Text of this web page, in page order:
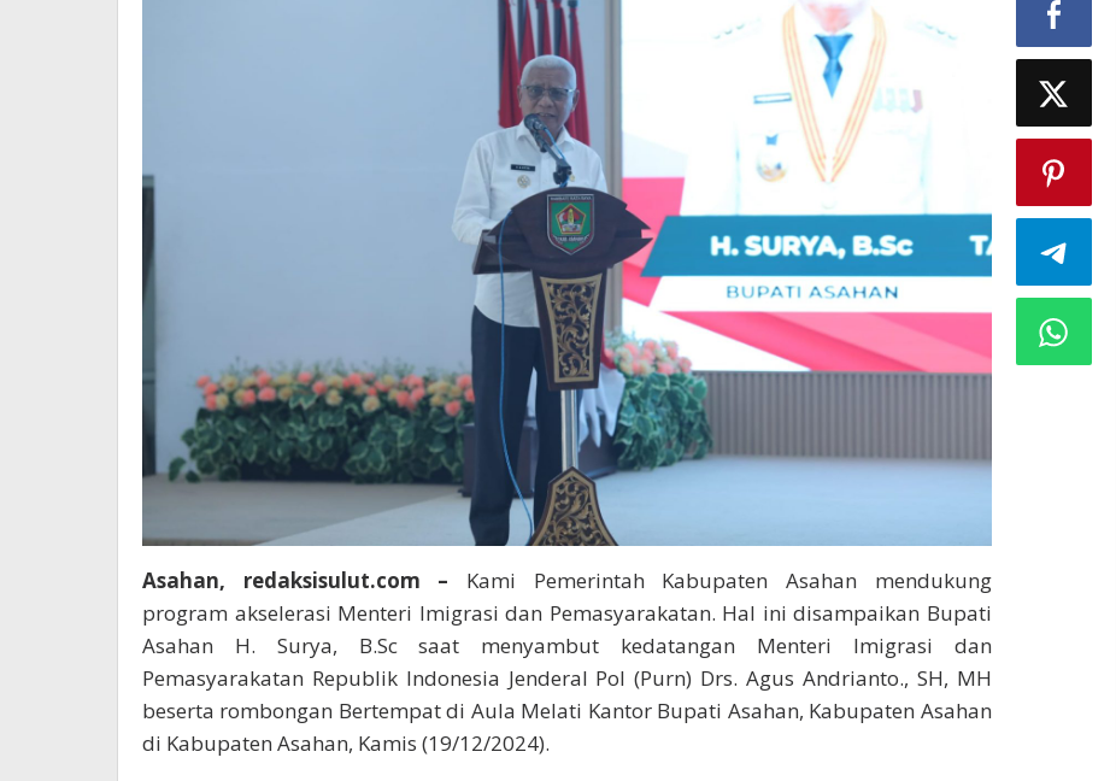
Asahan, redaksisulut.com – Kami Pemerintah Kabupaten Asahan mendukung
program akselerasi Menteri Imigrasi dan Pemasyarakatan. Hal ini disampaikan Bupati
Asahan H. Surya, B.Sc saat menyambut kedatangan Menteri Imigrasi dan
Pemasyarakatan Republik Indonesia Jenderal Pol (Purn) Drs. Agus Andrianto., SH, MH
beserta rombongan Bertempat di Aula Melati Kantor Bupati Asahan, Kabupaten Asahan
di Kabupaten Asahan, Kamis (19/12/2024).